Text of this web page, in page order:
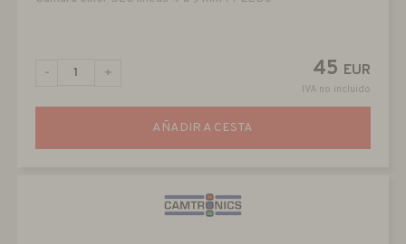
45 EUR
IVA no incluido
- +
AÑADIR A CESTA